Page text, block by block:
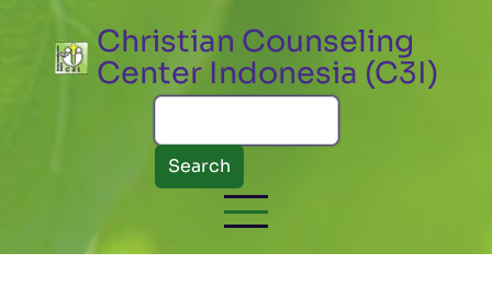
Christian Counseling
Center Indonesia (C3I)
Search